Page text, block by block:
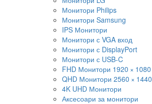
Монитори Philips
Монитори Samsung
IPS Монитори
Монитори с VGA вход
Монитори с DisplayPort
Монитори с USB-C
FHD Монитори 1920 × 1080
QHD Монитори 2560 × 1440
4K UHD Монитори
Аксесоари за монитори